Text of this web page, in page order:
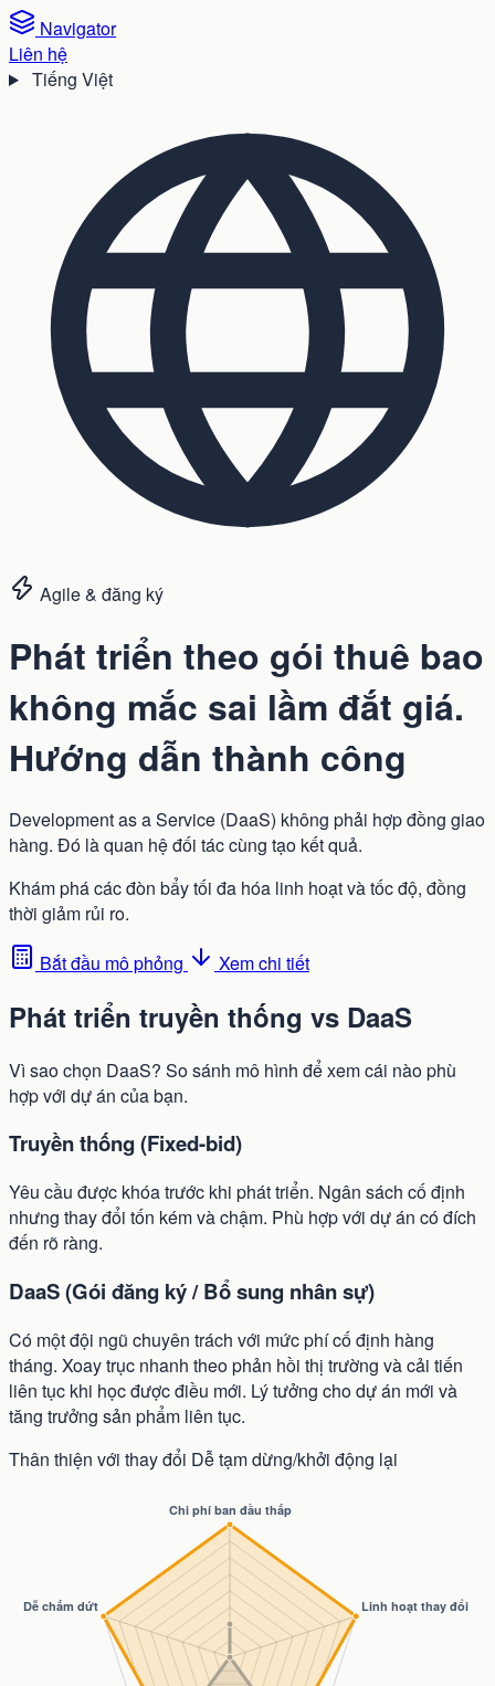
Navigator
Liên hệ
Tiếng Việt
Agile & đăng ký
Phát triển theo gói thuê bao
không mắc sai lầm đắt giá.
Hướng dẫn thành công
Development as a Service (DaaS) không phải hợp đồng giao
hàng. Đó là quan hệ đối tác cùng tạo kết quả.
Khám phá các đòn bẩy tối đa hóa linh hoạt và tốc độ, đồng
thời giảm rủi ro.
Bắt đầu mô phỏng
Xem chi tiết
Phát triển truyền thống vs DaaS
Vì sao chọn DaaS? So sánh mô hình để xem cái nào phù
hợp với dự án của bạn.
Truyền thống (Fixed-bid)
Yêu cầu được khóa trước khi phát triển. Ngân sách cố định
nhưng thay đổi tốn kém và chậm. Phù hợp với dự án có đích
đến rõ ràng.
DaaS (Gói đăng ký / Bổ sung nhân sự)
Có một đội ngũ chuyên trách với mức phí cố định hàng
tháng. Xoay trục nhanh theo phản hồi thị trường và cải tiến
liên tục khi học được điều mới. Lý tưởng cho dự án mới và
tăng trưởng sản phẩm liên tục.
Thân thiện với thay đổi Dễ tạm dừng/khởi động lại